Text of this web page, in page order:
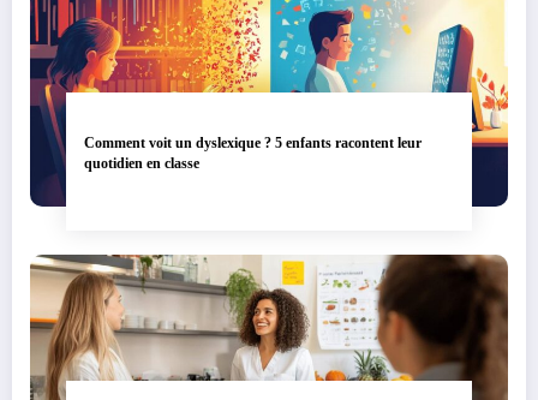
Comment voit un dyslexique ? 5 enfants racontent leur
quotidien en classe